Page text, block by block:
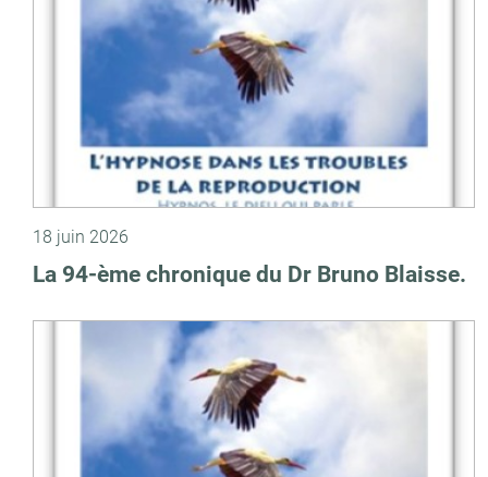
18 juin 2026
La 94-ème chronique du Dr Bruno Blaisse.